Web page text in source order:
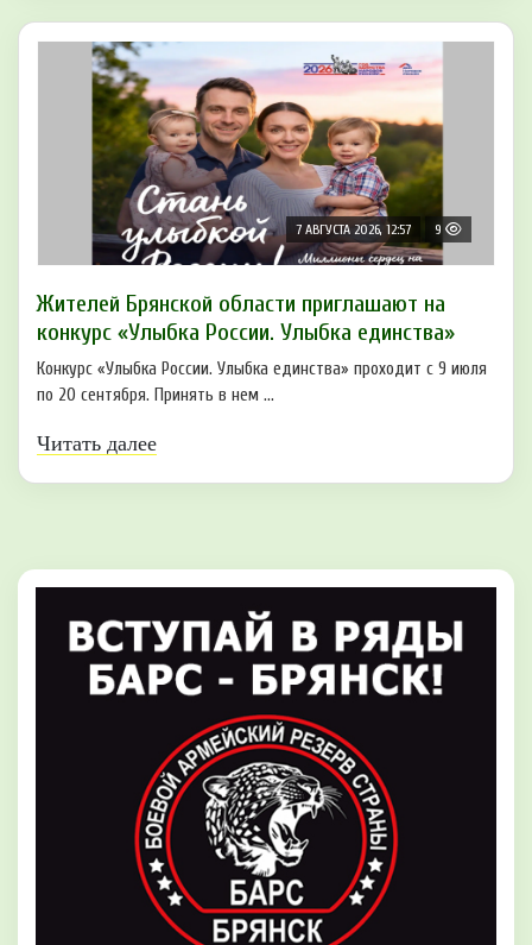
7 АВГУСТА 2026, 12:57 9
Жителей Брянской области приглашают на
конкурс «Улыбка России. Улыбка единства»
Конкурс «Улыбка России. Улыбка единства» проходит с 9 июля
по 20 сентября. Принять в нем ...
Читать далее